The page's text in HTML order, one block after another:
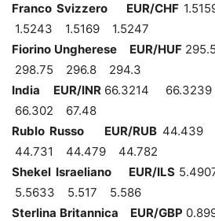
Franco Svizzero EUR/CHF
1.5243 1.5169 1.5247
Fiorino Ungherese EUR/HUF
298.75 296.8 294.3
India EUR/INR 66.3214
66.302 67.48
Rublo Russo EUR/RUB
44.731 44.479 44.782
Shekel Israeliano EUR/ILS
5.5633 5.517 5.586
Sterlina Britannica EUR/GBP